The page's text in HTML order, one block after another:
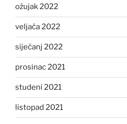
ožujak 2022
veljača 2022
siječanj 2022
prosinac 2021
studeni 2021
listopad 2021